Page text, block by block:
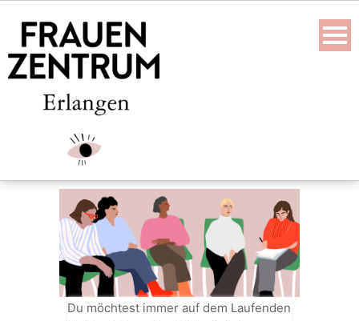
content
Du möchtest immer auf dem Laufenden